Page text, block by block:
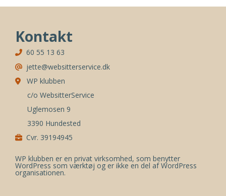
Kontakt
60 55 13 63
jette@websitterservice.dk
WP klubben
c/o WebsitterService
Uglemosen 9
3390 Hundested
Cvr. 39194945
WP klubben er en privat virksomhed, som benytter
WordPress som værktøj og er ikke en del af WordPress
organisationen.